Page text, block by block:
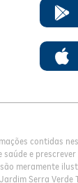
contidas
e
meramente
Serra